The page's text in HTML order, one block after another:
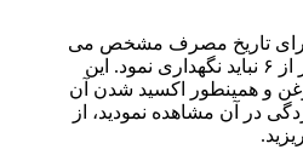
تاریخ مصرف مشخص می
باشد. بیشتر می گویند‌ که بالاتر از ۶ نباید‌ نگهداری نمود. این
و همینطور اکسید شدن آن
در آن مشاهده نمودید، از